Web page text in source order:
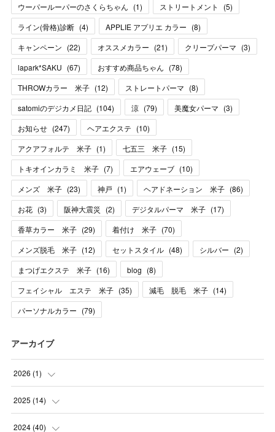
ウーパールーパーのさくらちゃん (1) ストリートメント (5)
ライン(骨格)診断 (4) APPLIE アプリエ カラー (8)
キャンペーン (22) オススメカラー (21) クリープパーマ (3)
lapark*SAKU (67) おすすめ商品ちゃん (78)
THROWカラー 米子 (12) ストレートパーマ (8)
satomiのデジカメ日記 (104) 涼 (79) 美魔女パーマ (3)
お知らせ (247) ヘアエクステ (10)
アクアフォルテ 米子 (1) 七五三 米子 (15)
トキオインカラミ 米子 (7) エアウェーブ (10)
メンズ 米子 (23) 神戸 (1) ヘアドネーション 米子 (86)
お花 (3) 阪神大震災 (2) デジタルパーマ 米子 (17)
香草カラー 米子 (29) 着付け 米子 (70)
メンズ脱毛 米子 (12) セットスタイル (48) シルバー (2)
まつげエクステ 米子 (16) blog (8)
フェイシャル エステ 米子 (35) 減毛 脱毛 米子 (14)
パーソナルカラー (79)
アーカイブ
2026 (1)
(1
2025 (14)
(10 )
2024 (40)